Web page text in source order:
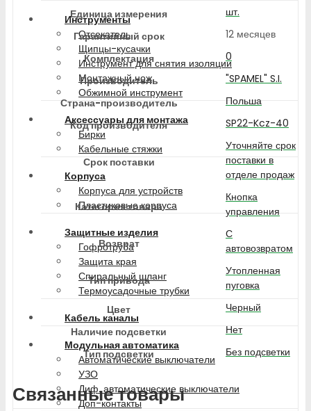
Инструменты
Отсекатель
Щипцы-кусачки
Инструмент для снятия изоляции
Монтажный нож
Обжимной инструмент
Аксессуары для монтажа
Бирки
Кабельные стяжки
Корпуса
Корпуса для устройств
Пластиковые корпуса
Защитные изделия
Гофротруба
Защита края
Спиральный шланг
Термоусадочные трубки
Кабель каналы
Модульная автоматика
Автоматические выключатели
УЗО
Диф. автоматические выключатели
Доп-контакты
Единица измерения
шт.
Гарантийный срок
12 месяцев
Комплектация
0
Производитель
"SPAMEL" S.I.
Страна-производитель
Польша
Код производителя
SP22-Kcz-40
Срок поставки
Уточняйте срок
поставки в
отделе продаж
Категория товара
Кнопка
управления
Возврат
С
автовозвратом
Тип привода
Утопленная
пуговка
Цвет
Черный
Наличие подсветки
Нет
Тип подсветки
Без подсветки
Связанные товары